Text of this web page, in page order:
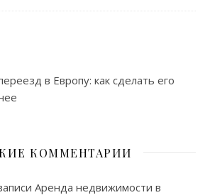
в Европу: как сделать его
КОММЕНТАРИИ
Аренда недвижимости в